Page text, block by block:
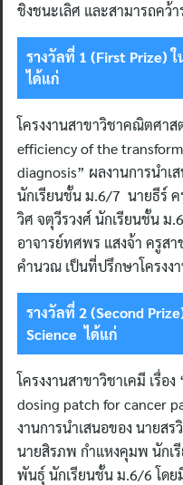
ชิงชนะเลิศ และสามารถคว้
รางวัลที่ 1 (First Prize)
ได้แก่
โครงงานสาขาวิชาคณิตศาส
efficiency of the
diagnosis” ผลงานการนำ
นักเรียนชั้น ม.6/7 นายธีร์
วิศ จตุวีรวงศ์ นักเรียนชั้น ม
อาจารย์ทศพร แสงจ้า ครูส
คำนวณ เป็นที่ปรึกษาโครงง
รางวัลที่ 2 (Second
Science ได้แก่
โครงงานสาขาวิชาเคมี เรื่อ
dosing patch for cancer
งานการนำเสนอของ นายส
นายสิรภพ กำแหงคุมพ นักเ
พันธุ์ นักเรียนชั้น ม.6/6 โด